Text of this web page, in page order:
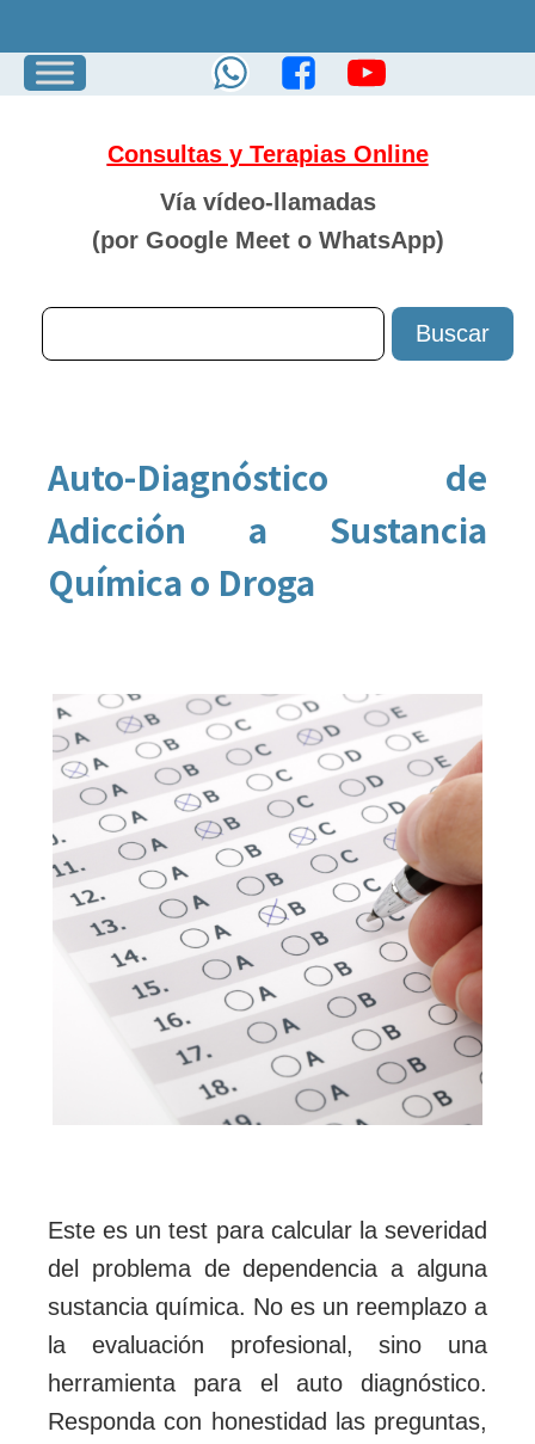
Consultas y Terapias Online
Vía vídeo-llamadas
(por Google Meet oWhatsApp)
Auto-Diagnóstico de
Adicción a Sustancia
Química o Droga
Este es un test para calcular la severidad
del problema de dependencia a alguna
sustancia química. No es un reemplazo a
la evaluación profesional, sino una
herramienta para el auto diagnóstico.
Responda con honestidad las preguntas,